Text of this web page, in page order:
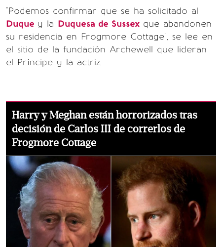
"Podemos confirmar que se ha solicitado al
Duque y la Duquesa de Sussex que abandonen
su residencia en Frogmore Cottage", se lee en
el sitio de la fundación Archewell que lideran
el Príncipe y la actriz.
Harry y Meghan están horrorizados tras
decisión de Carlos III de correrlos de
Frogmore Cottage